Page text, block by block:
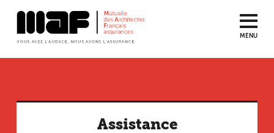
MENU
Assistance